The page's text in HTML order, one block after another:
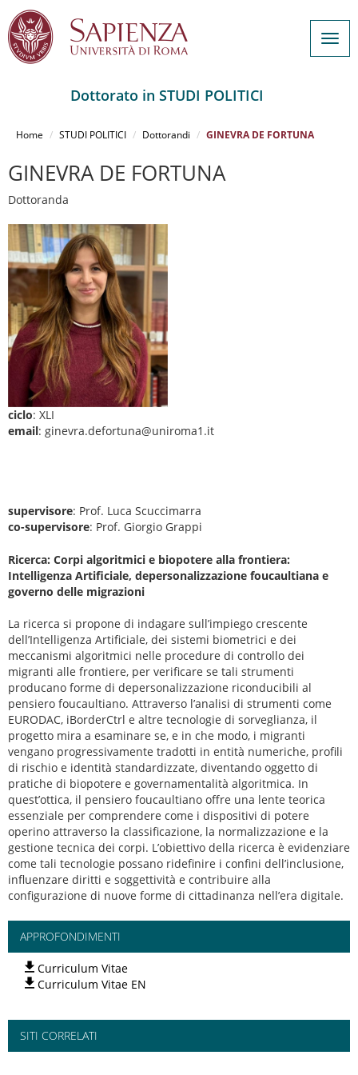
principale
Dottorato in STUDI POLITICI
Home STUDI POLITICI Dottorandi GINEVRA DE FORTUNA
GINEVRA DE FORTUNA
Dottoranda
ciclo: XLI
email: ginevra.defortuna@uniroma1.it
supervisore: Prof. Luca Scuccimarra
co-supervisore: Prof. Giorgio Grappi
Ricerca: Corpi algoritmici e biopotere alla frontiera:
Intelligenza Artificiale, depersonalizzazione foucaultiana e
governo delle migrazioni
La ricerca si propone di indagare sull’impiego crescente
dell’Intelligenza Artificiale, dei sistemi biometrici e dei
meccanismi algoritmici nelle procedure di controllo dei
migranti alle frontiere, per verificare se tali strumenti
producano forme di depersonalizzazione riconducibili al
pensiero foucaultiano. Attraverso l’analisi di strumenti come
EURODAC, iBorderCtrl e altre tecnologie di sorveglianza, il
progetto mira a esaminare se, e in che modo, i migranti
vengano progressivamente tradotti in entità numeriche, profili
di rischio e identità standardizzate, diventando oggetto di
pratiche di biopotere e governamentalità algoritmica. In
quest’ottica, il pensiero foucaultiano offre una lente teorica
essenziale per comprendere come i dispositivi di potere
operino attraverso la classificazione, la normalizzazione e la
gestione tecnica dei corpi. L’obiettivo della ricerca è evidenziare
come tali tecnologie possano ridefinire i confini dell’inclusione,
influenzare diritti e soggettività e contribuire alla
configurazione di nuove forme di cittadinanza nell’era digitale.
APPROFONDIMENTI
Curriculum Vitae
Curriculum Vitae EN
SITI CORRELATI